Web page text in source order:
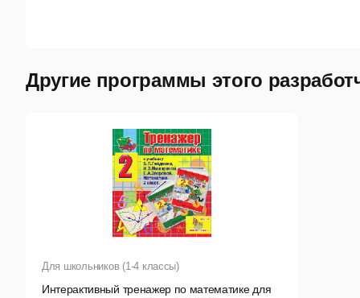
Другие программы этого
Для школьников (1-4 классы)
Интерактивный тренажер по математике для